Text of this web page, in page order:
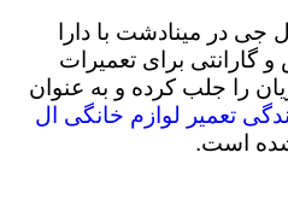
در مینادشت با دارا
برای تعمیرات
را جلب کرده و به عنوان
تعمیر لوازم خانگی ال
است.